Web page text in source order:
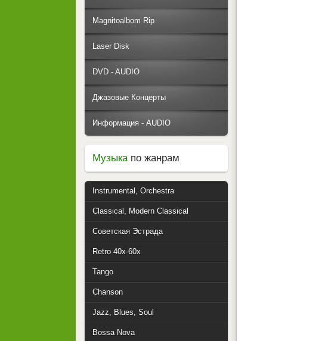
Magnitoalbom Rip
Laser Disk
DVD - AUDIO
Джазовые Концерты
Информация - AUDIO
Музыкапо жанрам
Instrumental, Orchestra
Classical, Modern Classical
Советская Эстрада
Retro 40x-60x
Tango
Chanson
Jazz, Blues, Soul
Bossa Nova